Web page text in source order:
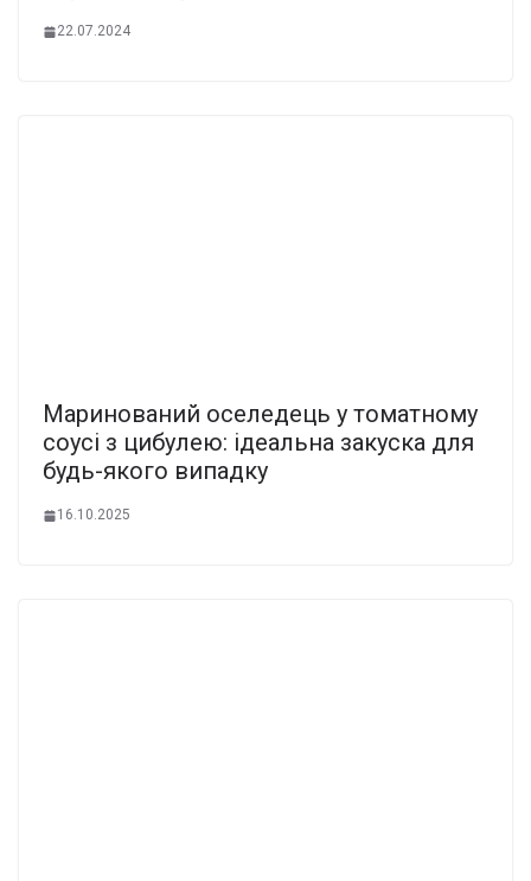
22.07.2024
Маринований оселедець у томатному
соусі з цибулею: ідеальна закуска для
будь-якого випадку
16.10.2025